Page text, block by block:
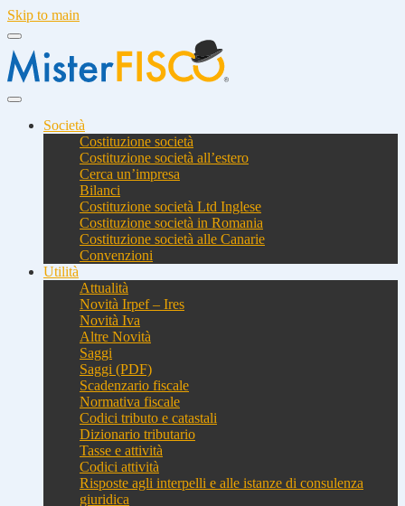
Skip to main
Società
Costituzione società
Costituzione società all’estero
Cerca un’impresa
Bilanci
Costituzione società Ltd Inglese
Costituzione società in Romania
Costituzione società alle Canarie
Convenzioni
Utilità
Attualità
Novità Irpef – Ires
Novità Iva
Altre Novità
Saggi
Saggi (PDF)
Scadenzario fiscale
Normativa fiscale
Codici tributo e catastali
Dizionario tributario
Tasse e attività
Codici attività
Risposte agli interpelli e alle istanze di consulenza
giuridica